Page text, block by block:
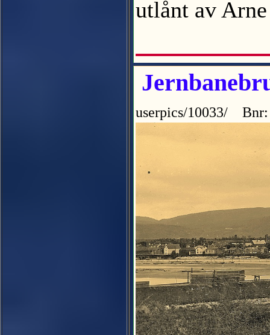
utlånt av
userpics/10033/ Bnr: